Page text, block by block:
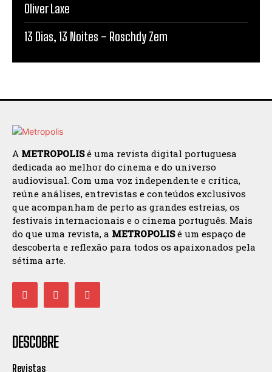
Oliver Laxe
13 Dias, 13 Noites – Roschdy Zem
A METROPOLISé uma revista digital portuguesa
dedicada ao melhor do cinema e do universo
audiovisual. Com uma voz independente e crítica,
reúne análises, entrevistas e conteúdos exclusivos
que acompanham de perto as grandes estreias, os
festivais internacionais e o cinema português. Mais
do que uma revista, a METROPOLISé um espaço de
descoberta e reflexão para todos os apaixonados pela
sétima arte.
DESCOBRE
Revistas